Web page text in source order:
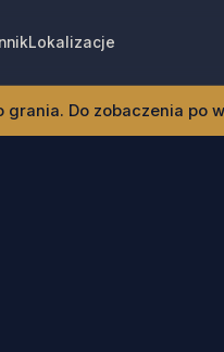
Lokalizacje
grania. Do zobaczenia po